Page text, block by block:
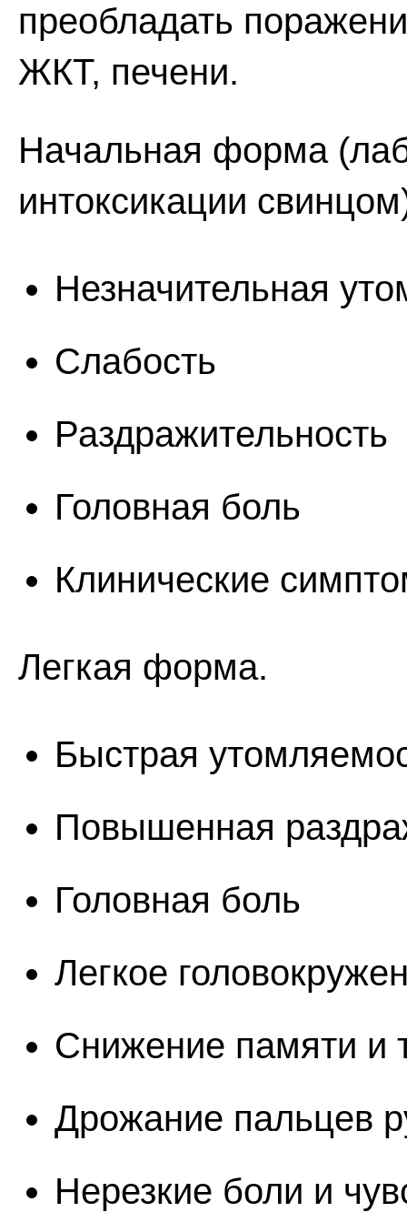
преобладать
ЖКТ, печени.
Начальная форма
интоксикации
Незначительная
Слабость
Раздражительность
Головная боль
Клинические
Легкая форма.
Быстрая
Повышенная
Головная боль
Легкое
Снижение памяти и
Дрожание пальцев
Нерезкие боли и